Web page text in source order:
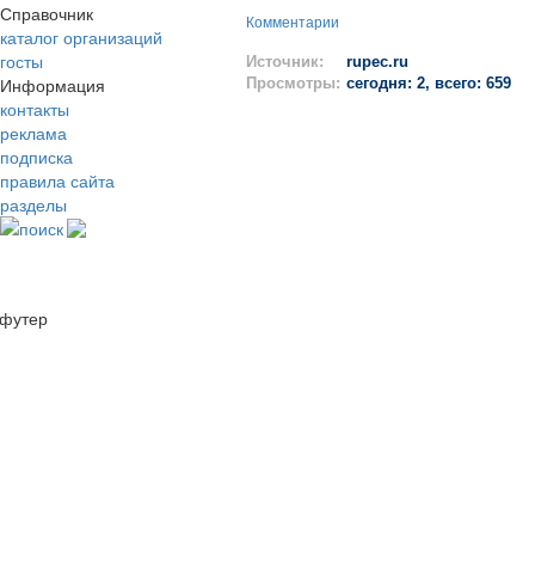
Справочник
каталог организаций
госты
Информация
контакты
реклама
подписка
правила сайта
разделы
поиск
Комментарии
Источник:
rupec.ru
Просмотры: сегодня: 2, всего: 659
футер